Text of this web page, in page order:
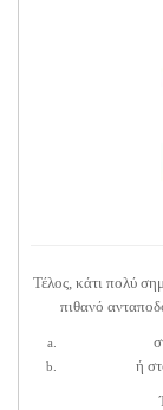
Τέλος, κάτι πολύ
πιθανό
ή